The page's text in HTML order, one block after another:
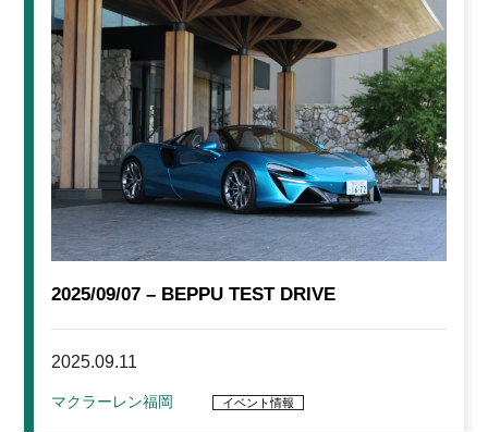
2025/09/07 – BEPPU TEST DRIVE
2025.09.11
マクラーレン福岡 イベント情報